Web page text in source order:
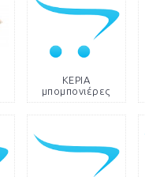
ΚΕΡΙΑ
μπομπονιέρες